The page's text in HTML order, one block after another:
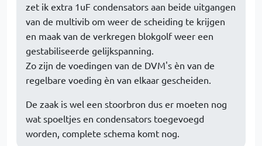
zet ik extra 1uF condensators aan beide uitgangen
van de multivib om weer de scheiding te krijgen
en maak van de verkregen blokgolf weer een
gestabiliseerde gelijkspanning.
Zo zijn de voedingen van de DVM's èn van de
regelbare voeding èn van elkaar gescheiden.
De zaak is wel een stoorbron dus er moeten nog
wat spoeltjes en condensators toegevoegd
worden, complete schema komt nog.